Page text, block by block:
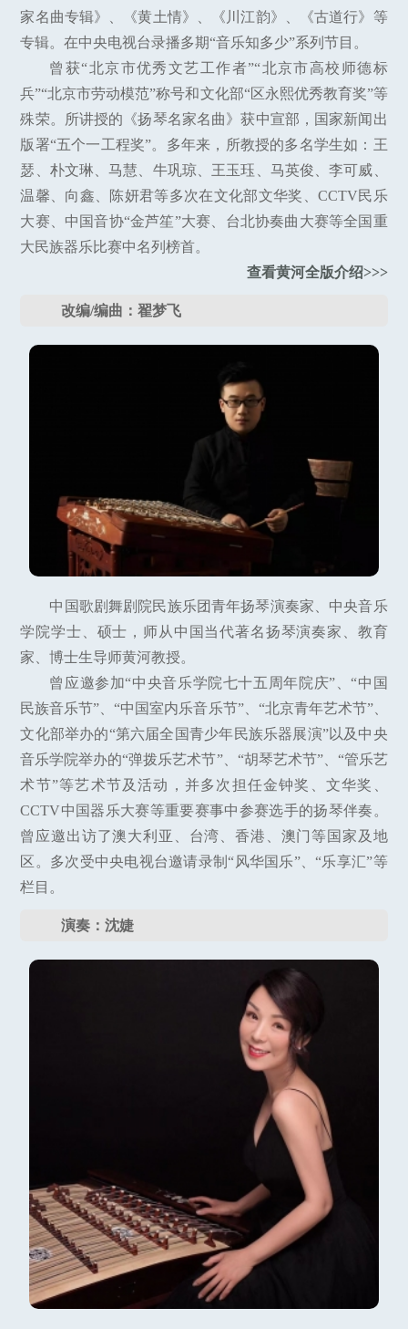
家名曲专辑》、《黄土情》、《川江韵》、《古道行》等
专辑。在中央电视台录播多期“音乐知多少”系列节目。
曾获“北京市优秀文艺工作者”“北京市高校师德标
兵”“北京市劳动模范”称号和文化部“区永熙优秀教育奖”等
殊荣。所讲授的《扬琴名家名曲》获中宣部，国家新闻出
版署“五个一工程奖”。多年来，所教授的多名学生如：王
瑟、朴文琳、马慧、牛巩琼、王玉珏、马英俊、李可威、
温馨、向鑫、陈妍君等多次在文化部文华奖、CCTV民乐
大赛、中国音协“金芦笙”大赛、台北协奏曲大赛等全国重
大民族器乐比赛中名列榜首。
查看黄河全版介绍>>>
改编/编曲：翟梦飞
中国歌剧舞剧院民族乐团青年扬琴演奏家、中央音乐
学院学士、硕士，师从中国当代著名扬琴演奏家、教育
家、博士生导师黄河教授。
曾应邀参加“中央音乐学院七十五周年院庆”、“中国
民族音乐节”、“中国室内乐音乐节”、“北京青年艺术节”、
文化部举办的“第六届全国青少年民族乐器展演”以及中央
音乐学院举办的“弹拨乐艺术节”、“胡琴艺术节”、“管乐艺
术节”等艺术节及活动，并多次担任金钟奖、文华奖、
CCTV中国器乐大赛等重要赛事中参赛选手的扬琴伴奏。
曾应邀出访了澳大利亚、台湾、香港、澳门等国家及地
区。多次受中央电视台邀请录制“风华国乐”、“乐享汇”等
栏目。
演奏：沈婕